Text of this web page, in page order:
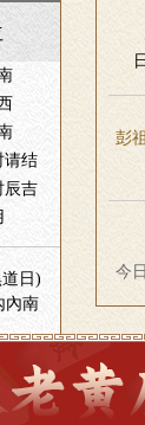
请结
辰吉
日)
內南
彭
今